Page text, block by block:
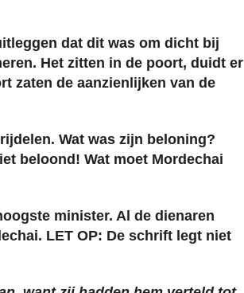
dat dit was om dicht bij
Het zitten in de poort, duidt er
zaten de aanzienlijken van de
Wat was zijn beloning?
beloond! Wat moet Mordechai
minister. Al de dienaren
LET OP: De schrift legt niet